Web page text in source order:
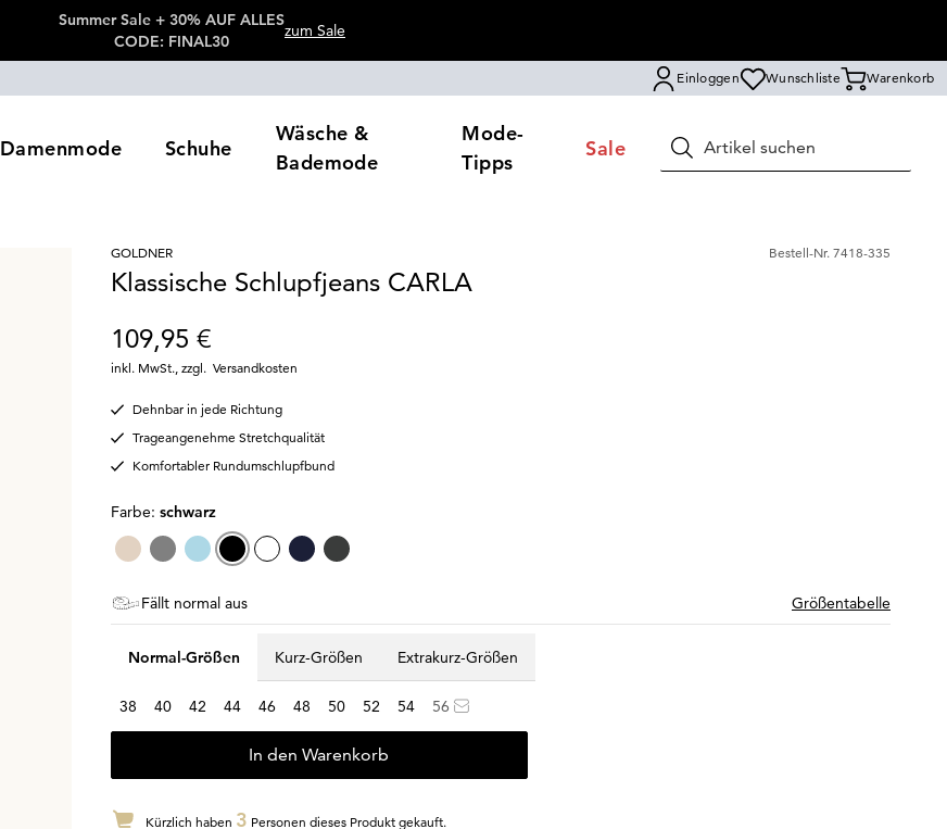
Summer Sale + 30% AUF ALLES
CODE: FINAL30
zum Sale
Einloggen Wunschliste Warenkorb
Damenmode Schuhe
Wäsche &
Bademode
Mode-
Tipps
Sale Suchen
GOLDNER
Bestell-Nr. 7418-335
Klassische Schlupfjeans CARLA
109,95 €
inkl. MwSt., zzgl. Versandkosten
Dehnbar in jede Richtung
Trageangenehme Stretchqualität
Komfortabler Rundumschlupfbund
Farbe: schwarz
Fällt normal aus Größentabelle
Normal-Größen Kurz-Größen Extrakurz-Größen
38 40 42 44 46 48 50 52 54 56
In den Warenkorb
Kürzlich haben 3 Personen dieses Produkt gekauft.